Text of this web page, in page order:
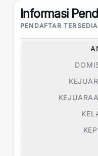
Informasi
PENDAFTAR